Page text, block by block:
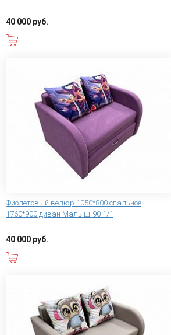
40 000 руб.
Фиолетовый велюр 1050*800 спальное
1760*900 диван Малыш-90 1/1
40 000 руб.